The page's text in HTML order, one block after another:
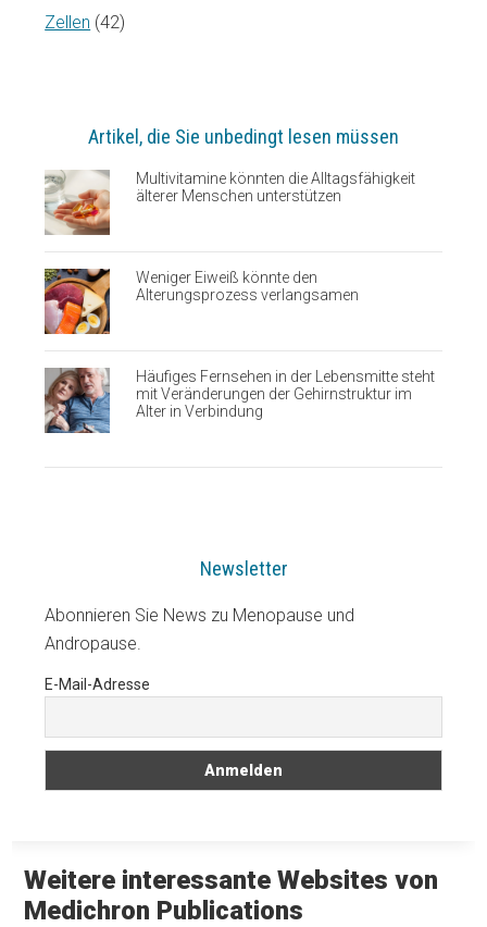
Zellen (42)
Artikel, die Sie unbedingt lesen müssen
Multivitamine könnten die Alltagsfähigkeit
älterer Menschen unterstützen
Weniger Eiweiß könnte den
Alterungsprozess verlangsamen
Häufiges Fernsehen in der Lebensmitte steht
mit Veränderungen der Gehirnstruktur im
Alter in Verbindung
Newsletter
Abonnieren Sie News zu Menopause und
Andropause.
E-Mail-Adresse
Weitere interessante Websites von
Medichron Publications